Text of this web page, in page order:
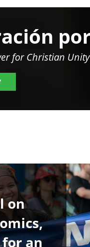
for Christian
on
an